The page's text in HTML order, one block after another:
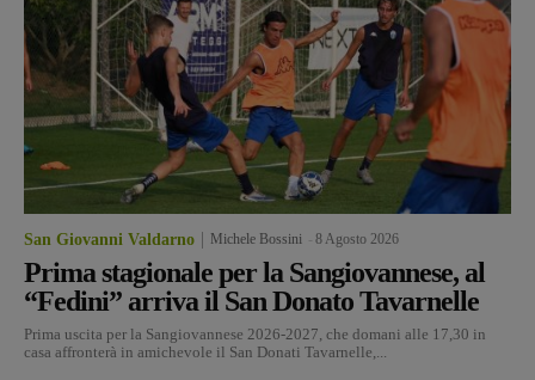
San Giovanni Valdarno Michele Bossini 8 Agosto 2026
Prima stagionale per la Sangiovannese, al
“Fedini” arriva il San Donato Tavarnelle
Prima uscita per la Sangiovannese 2026-2027, che domani alle 17,30 in
casa affronterà in amichevole il San Donati Tavarnelle,...